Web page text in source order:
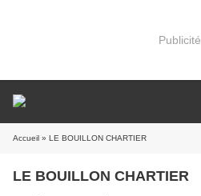
Publicité
Accueil » LE BOUILLON CHARTIER
LE BOUILLON CHARTIER